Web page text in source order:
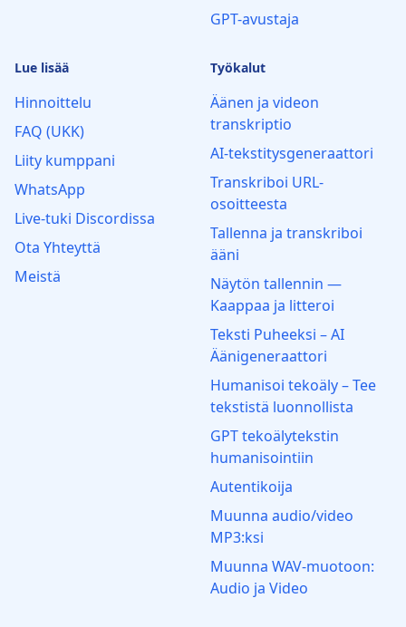
GPT-avustaja
Lue lisää
Hinnoittelu
FAQ (UKK)
Liity kumppani
WhatsApp
Live‑tuki Discordissa
Ota Yhteyttä
Meistä
Työkalut
Äänen ja videon
transkriptio
AI-tekstitysgeneraattori
Transkriboi URL-
osoitteesta
Tallenna ja transkriboi
ääni
Näytön tallennin —
Kaappaa ja litteroi
Teksti Puheeksi – AI
Äänigeneraattori
Humanisoi tekoäly – Tee
tekstistä luonnollista
GPT tekoälytekstin
humanisointiin
Autentikoija
Muunna audio/video
MP3:ksi
Muunna WAV-muotoon:
Audio ja Video